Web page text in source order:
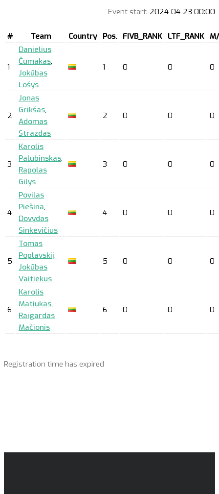
Event start: 2024-04-23 00:00
# Team Country Pos. FIVB_RANK LTF_RANK
1
Danielius
Čumakas,
Jokūbas
Lošys
1 0 0 0
2
Jonas
Grikšas,
Adomas
Strazdas
2 0 0 0
3
Karolis
Palubinskas,
Rapolas
Gilys
3 0 0 0
4
Povilas
Piešina,
Dovydas
Sinkevičius
4 0 0 0
5
Tomas
Poplavskij,
Jokūbas
Vaitiekus
5 0 0 0
6
Karolis
Matiukas,
Raigardas
Mačionis
6 0 0 0
Registration time has expired